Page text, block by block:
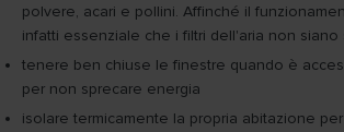
polvere, acari e pollini. Affinché il
infatti essenziale che i filtri dell'aria non siano
tenere ben chiuse le finestre quando è
per non sprecare energia
isolare termicamente la propria abitazione